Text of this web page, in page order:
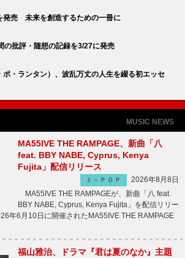
発売 未来を創造するための一冊に
の批評・随想の記録を3/27に発売
ポ・ランタン）、波乱万丈の人生を綴る初エッセ
MUSIC NEWS
MA55IVE THE RAMPAGE、新曲「八
feat. BBY NABE, Cyprus, Kenya
Fujita」配信リリース
Ｊ－ＰＯＰ
2026年8月8日
MA55IVE THE RAMPAGEが、新曲「八 feat.
BBY NABE, Cyprus, Kenya Fujita」を配信リリー
年6月10日に開催されたMA55IVE THE RAMPAGE
福山雅治、ドラマ『君は夏のなか』主題